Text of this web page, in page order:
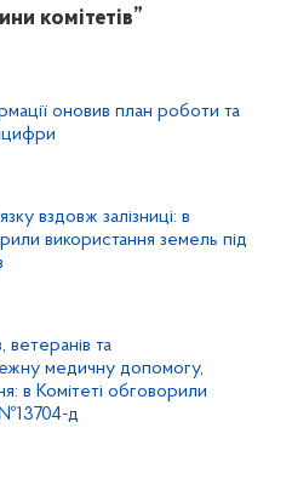
комітетів”
оновив план роботи та
вздовж залізниці: в
використання земель під
ветеранів та
медичну допомогу,
в Комітеті обговорили
д